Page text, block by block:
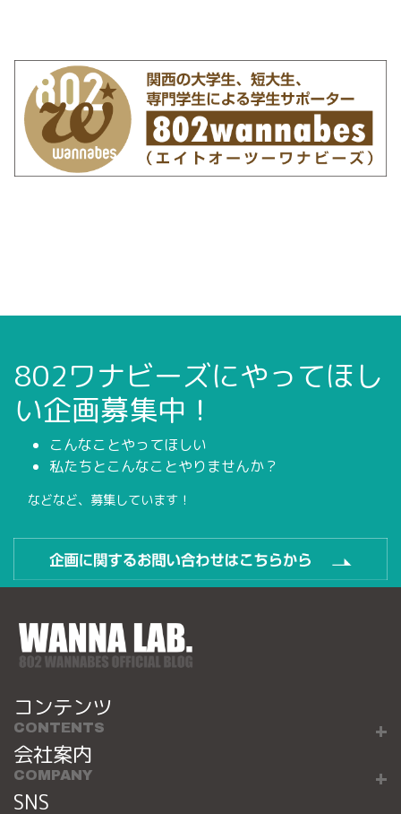
802ワナビーズにやってほし
い企画募集中！
こんなことやってほしい
私たちとこんなことやりませんか？
などなど、募集しています！
コンテンツ
CONTENTS
会社案内
COMPANY
SNS